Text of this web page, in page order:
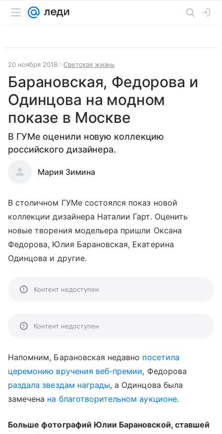
20 ноября 2018 Светская жизнь
Барановская, Федорова и
Одинцова на модном
показе в Москве
В ГУМе оценили новую коллекцию
российского дизайнера.
Мария Зимина
В столичном ГУМе состоялся показ новой
коллекции дизайнера Наталии Гарт. Оценить
новые творения модельера пришли Оксана
Федорова, Юлия Барановская, Екатерина
Одинцова и другие.
Контент недоступен
Контент недоступен
Напомним, Барановская недавно посетила
церемонию вручения веб-премии, Федорова
раздала звездам награды, а Одинцова была
замечена на благотворительном аукционе.
Больше фотографий Юлии Барановской, ставшей